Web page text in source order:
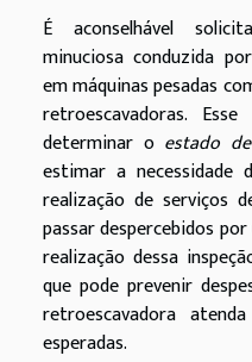
É aconselhável
minuciosa conduzida
em máquinas pesadas
retroescavadoras.
determinar o estado
estimar a necessidade
realização de serviços
passar despercebidos
realização dessa
que pode prevenir
retroescavadora
esperadas.